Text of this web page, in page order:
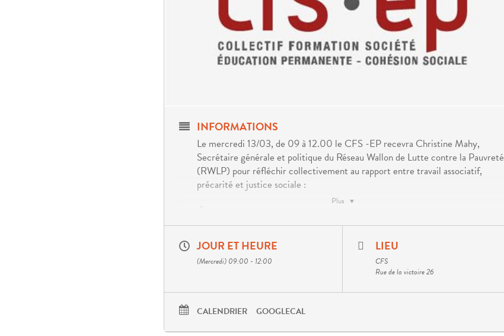
Plus
INFORMATIONS
Le mercredi 13/03, de 09 à 12.00 le CFS -EP recevra Christine Mahy,
Secrétaire générale et politique du Réseau Wallon de Lutte contre la Pauvreté
(RWLP) pour réfléchir collectivement au rapport entre travail associatif,
précarité et justice sociale :
Favoriser l’implication des personnes en situation de précarité dans l’analyse
des problèmes qui les affectent et renforcer leur capacités à devenir parties
prenantes d’actions collectives visant une amélioration de leurs conditions de
vie s’inscrit de plus en plus dans l’accompagnement que nous leur proposons au
exigent toujours plus des associations une responsabilisation des bénéficiaires
de leurs services alors même que, paradoxalement, ils contribuent par d’autres
JOUR ET HEURE
(Mercredi) 09:00 - 12:00
LIEU
CFS
Rue de la victoire 26
CALENDRIER GOOGLECAL